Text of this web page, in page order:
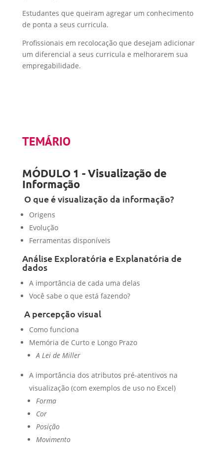
Estudantes que queiram agregar um conhecimento
de ponta a seus curricula.
Profissionais em recolocação que desejam adicionar
um diferencial a seus curricula e melhorarem sua
empregabilidade.
TEMÁRIO
MÓDULO 1 - Visualização de
Informação
O que é visualização da informação?
Origens
Evolução
Ferramentas disponíveis
Análise Exploratória e Explanatória de
dados
A importância de cada uma delas
Você sabe o que está fazendo?
A percepção visual
Como funciona
Memória de Curto e Longo Prazo
A Lei de Miller
A importância dos atributos pré-atentivos na
visualização (com exemplos de uso no Excel)
Forma
Cor
Posição
Movimento